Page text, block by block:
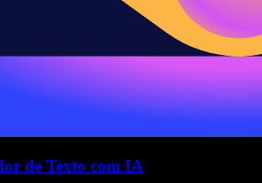
de Texto com IA